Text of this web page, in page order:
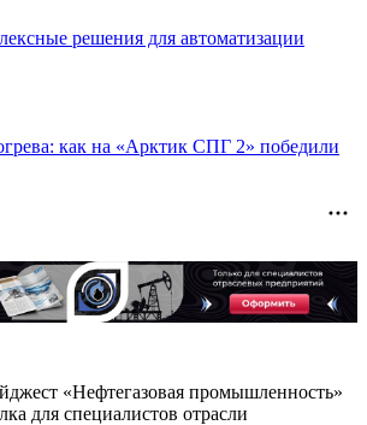
решения для автоматизации
как на «Арктик СПГ 2» победили
«Нефтегазовая промышленность»
для специалистов отрасли